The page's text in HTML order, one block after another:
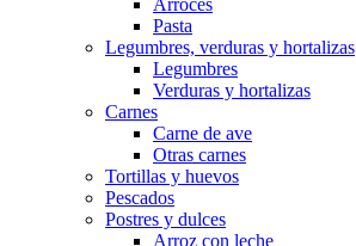
Arroces
Pasta
Legumbres, verduras y hortalizas
Legumbres
Verduras y hortalizas
Carnes
Carne de ave
Otras carnes
Tortillas y huevos
Pescados
Postres y dulces
Arroz con leche